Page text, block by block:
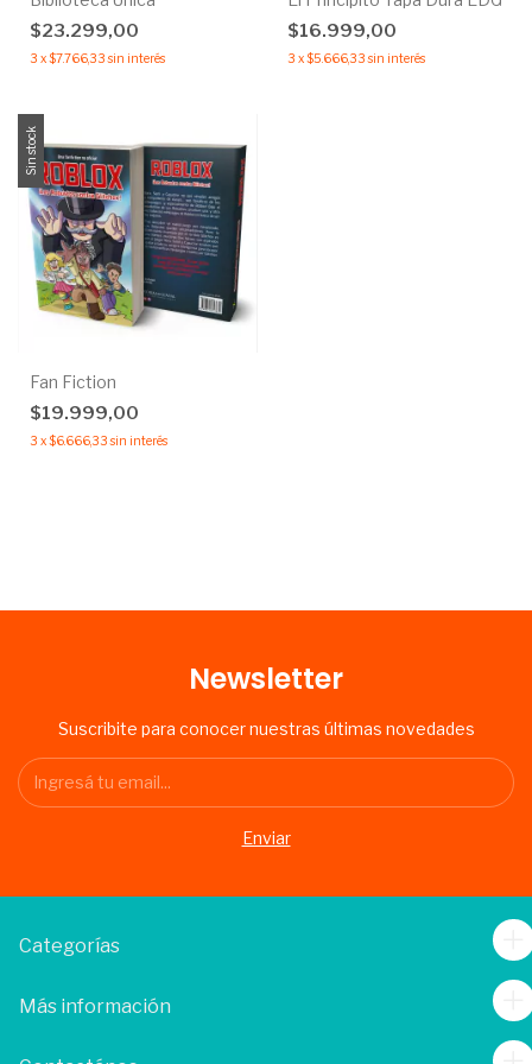
$23.299,00
3 x$7.766,33 sin interés
$16.999,00
3 x$5.666,33 sin interés
Sin stock
Fan Fiction
$19.999,00
3 x$6.666,33 sin interés
Newsletter
Suscribite para conocer nuestras últimas novedades
Categorías
Más información